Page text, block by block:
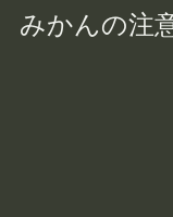
みかんの注